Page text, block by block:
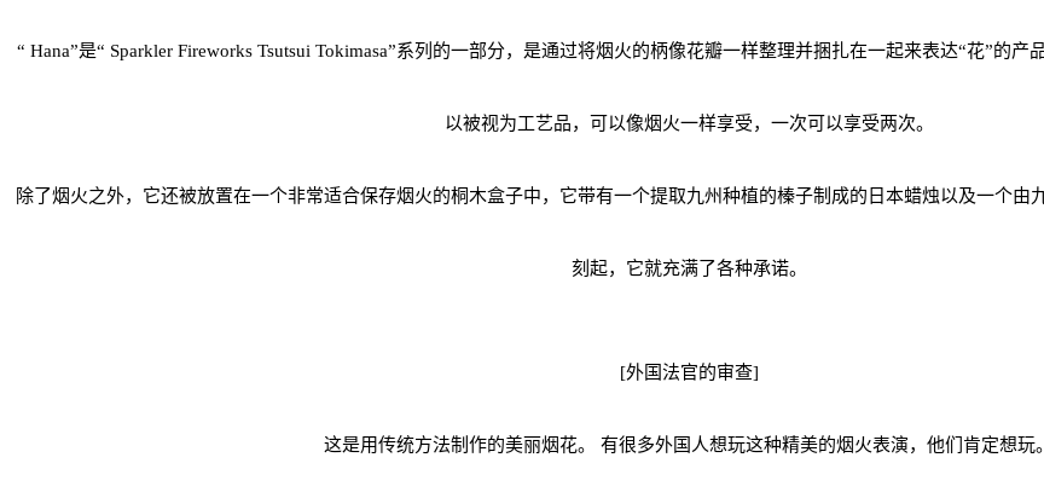
“ Hana”是“ Sparkler Fireworks Tsutsui Tokimasa”系列的一部分，是通过将烟火的柄像花瓣一样整理并捆扎在一起来表达“花”的
以被视为工艺品，可以像烟火一样享受，一次可以享受两次。
除了烟火之外，它还被放置在一个非常适合保存烟火的桐木盒子中，它带有一个提取九州种植的榛子制成的日本蜡烛以及一个由
刻起，它就充满了各种承诺。
[外国法官的审查]
这是用传统方法制作的美丽烟花。 有很多外国人想玩这种精美的烟火表演，他们肯定想玩。